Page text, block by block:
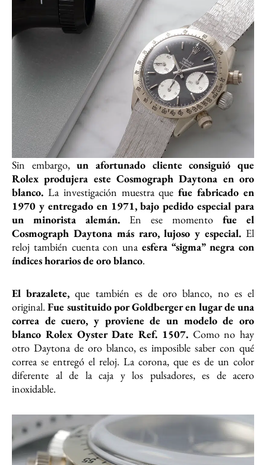
Sin embargo,un afortunado cliente consiguió que
Rolex produjera este Cosmograph Daytona en oro
blanco. La investigación muestra quefue fabricado en
1970 y entregado en 1971, bajo pedido especial para
un minorista alemán. En ese momento fue el
Cosmograph Daytona más raro, lujoso y especial. El
reloj también cuenta con una esfera “sigma” negra con
índices horarios de oro blanco.
El brazalete, que también es de oro blanco, no es el
original.Fue sustituido por Goldberger en lugar de una
correa de cuero, y proviene de un modelo de oro
blanco Rolex Oyster Date Ref. 1507.Como no hay
otro Daytona de oro blanco, es imposible saber con qué
correa se entregó el reloj. La corona, que es de un color
diferente al de la caja y los pulsadores, es de acero
inoxidable.